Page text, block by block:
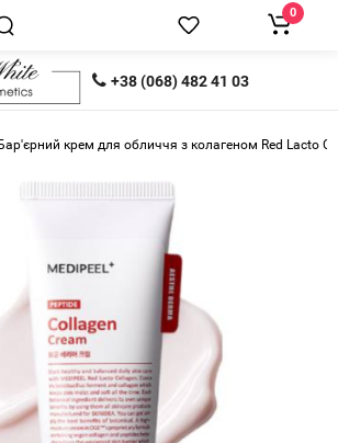
+38 (068) 482 41 03
0
Бар'єрний крем для обличчя з колагеном Red Lacto